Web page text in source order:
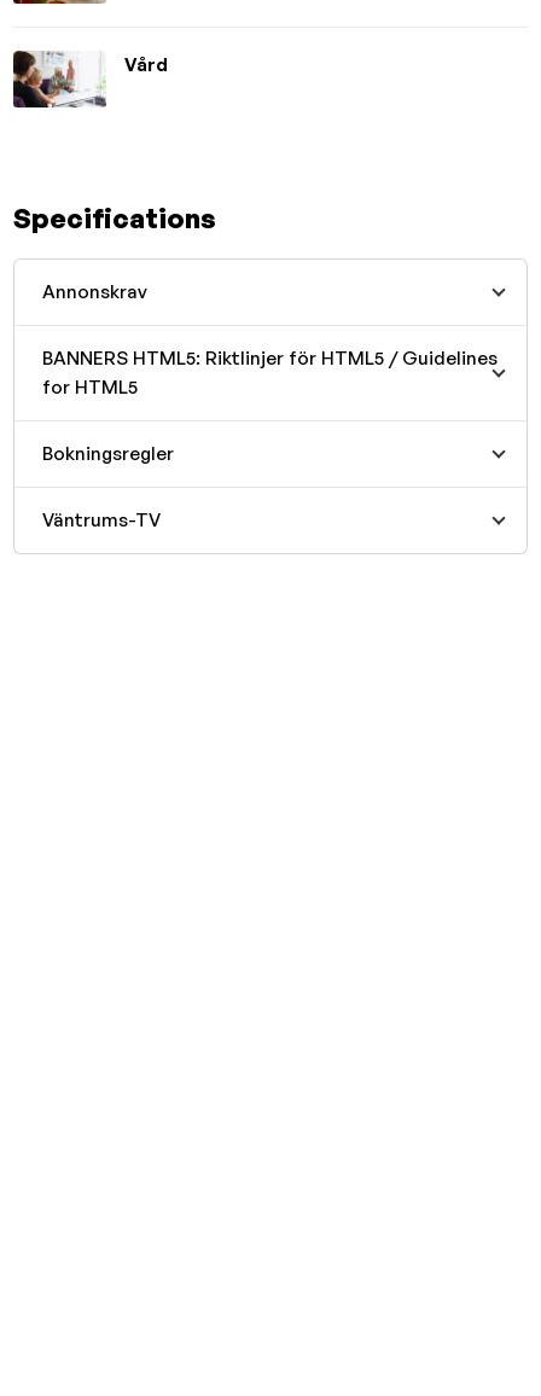
Vård
Specifications
Annonskrav
BANNERS HTML5: Riktlinjer för HTML5 / Guidelines
for HTML5
Bokningsregler
Väntrums-TV